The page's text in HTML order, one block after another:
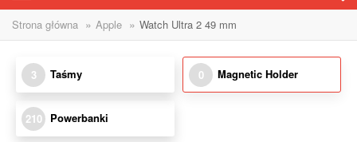
Strona główna » Apple » Watch Ultra 2 49 mm
3 Taśmy 0 Magnetic Holder
210 Powerbanki